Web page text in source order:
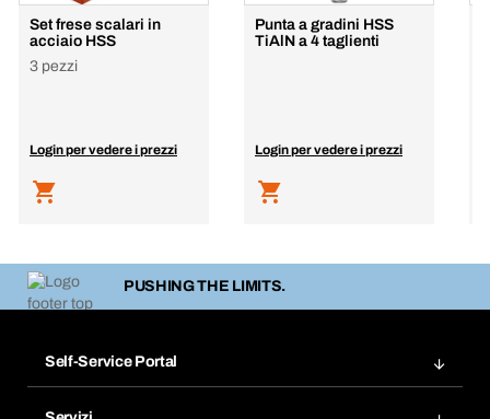
Set frese scalari in
acciaio HSS
3 pezzi
Login per vedere i prezzi
Punta a gradini HSS
TiAlN a 4 taglienti
Login per vedere i prezzi
PUSHING THE LIMITS.
Self-Service Portal